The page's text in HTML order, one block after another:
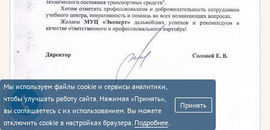
Мы используем файлы cookie и сервисы аналитики,
чтобы улучшать работу сайта. Нажимая «Принять»,
вы соглашаетесь с их использованием. Вы можете
отключить cookie в настройках браузера. Подробнее.
Принять